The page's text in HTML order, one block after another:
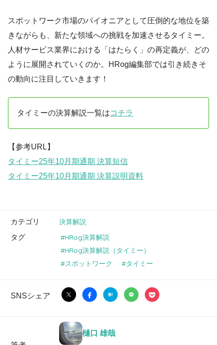
スポットワーク市場のパイオニアとして圧倒的な地位を築
きながらも、新たな領域への挑戦を加速させるタイミー。
人材サービス業界における「はたらく」の再定義が、どの
ように展開されていくのか。HRog編集部では引き続きそ
の動向に注目していきます！
タイミーの決算解説一覧はコチラ
【参考URL】
タイミー25年10月期通期 決算短信
タイミー25年10月期通期 決算説明資料
カテゴリ 決算解説
タグ
HRog決算解説
HRog決算解説（タイミー）
スポットワーク
タイミー
SNSシェア
樋口 雄哉